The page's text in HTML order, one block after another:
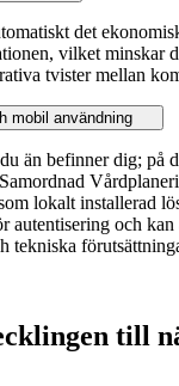
det
vilket minskar
tvister mellan
mobil användning
än befinner dig; på
lokalt installerad
autentisering och
tekniska
till